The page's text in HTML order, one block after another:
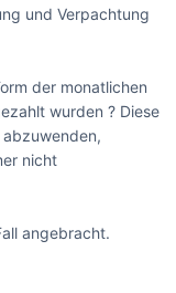
und Verpachtung
der monatlichen
wurden ? Diese
nicht
angebracht.